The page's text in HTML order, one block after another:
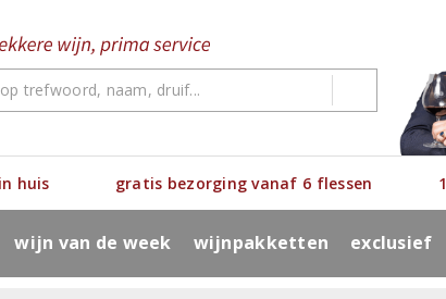
huis gratis bezorging vanaf 6 flessen
wijn van de week wijnpakketten exclusief